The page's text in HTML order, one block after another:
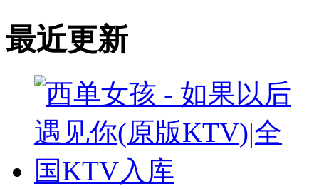
最近更新